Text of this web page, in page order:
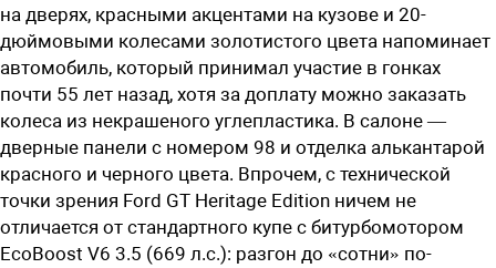
на дверях, красными акцентами на кузове и 20-
дюймовыми колесами золотистого цвета напоминает
автомобиль, который принимал участие в гонках
почти 55 лет назад, хотя за доплату можно заказать
колеса из некрашеного углепластика. В салоне —
дверные панели с номером 98 и отделка алькантарой
красного и черного цвета. Впрочем, с технической
точки зрения Ford GT Heritage Edition ничем не
отличается от стандартного купе с битурбомотором
EcoBoost V6 3.5 (669 л.с.): разгон до «сотни» по-